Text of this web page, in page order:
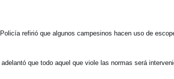
refirió que algunos campesinos hacen uso de
que todo aquel que viole las normas será